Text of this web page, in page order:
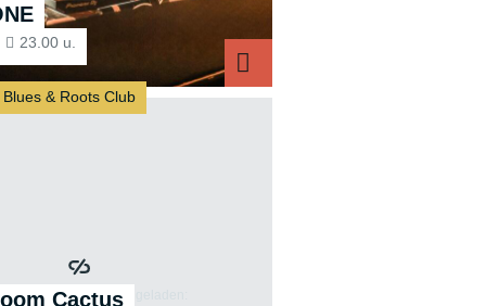
23.00 u.
Cactus
& Roots Club